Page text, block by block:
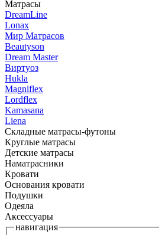
Матрасы
DreamLine
Lonax
Мир Mатрасов
Beautyson
Dream Master
Виртуоз
Hukla
Magniflex
Lordflex
Kamasana
Liena
Складные матрасы-футоны
Круглые матрасы
Детские матрасы
Наматрасники
Кровати
Основания кровати
Подушки
Одеяла
Аксессуары
навигация